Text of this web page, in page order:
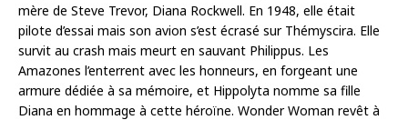
mère de Steve Trevor, Diana Rockwell. En 1948, elle était
pilote d’essai mais son avion s’est écrasé sur Thémyscira. Elle
survit au crash mais meurt en sauvant Philippus. Les
Amazones l’enterrent avec les honneurs, en forgeant une
armure dédiée à sa mémoire, et Hippolyta nomme sa fille
Diana en hommage à cette héroïne. Wonder Woman revêt à